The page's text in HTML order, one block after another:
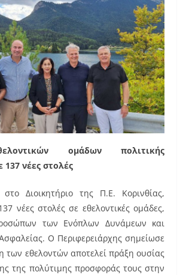
ομάδων πολιτικής
137 νέες στολές
Διοικητήριο της Π.Ε. Κορινθίας,
νέες στολές σε εθελοντικές ομάδες,
των Ενόπλων Δυνάμεων και
Ο Περιφερειάρχης σημείωσε
των εθελοντών αποτελεί πράξη ουσίας
της πολύτιμης προσφοράς τους στην